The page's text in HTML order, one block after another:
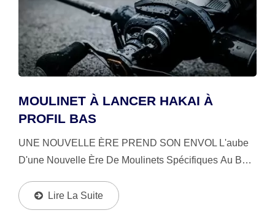
MOULINET À LANCER HAKAI À
PROFIL BAS
UNE NOUVELLE ÈRE PREND SON ENVOL L'aube
D'une Nouvelle Ère De Moulinets Spécifiques Au Bar
Que Le Segment Ait Jamais Vu, Offrant Un Équilibre...
Lire La Suite